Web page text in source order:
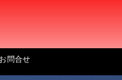
お問合せ